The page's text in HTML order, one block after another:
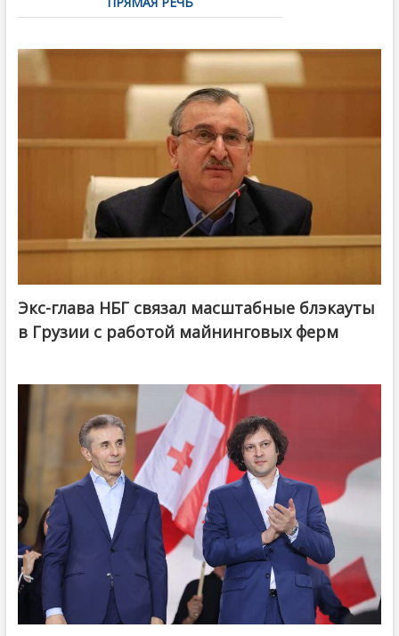
Экс-глава НБГ связал масштабные блэкауты
в Грузии с работой майнинговых ферм